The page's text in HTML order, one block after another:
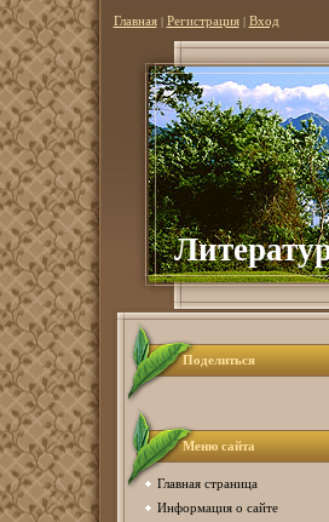
Главная| Регистрация| Вход
Литер
Поделиться
Меню сайта
Главная страница
Информация о сайте